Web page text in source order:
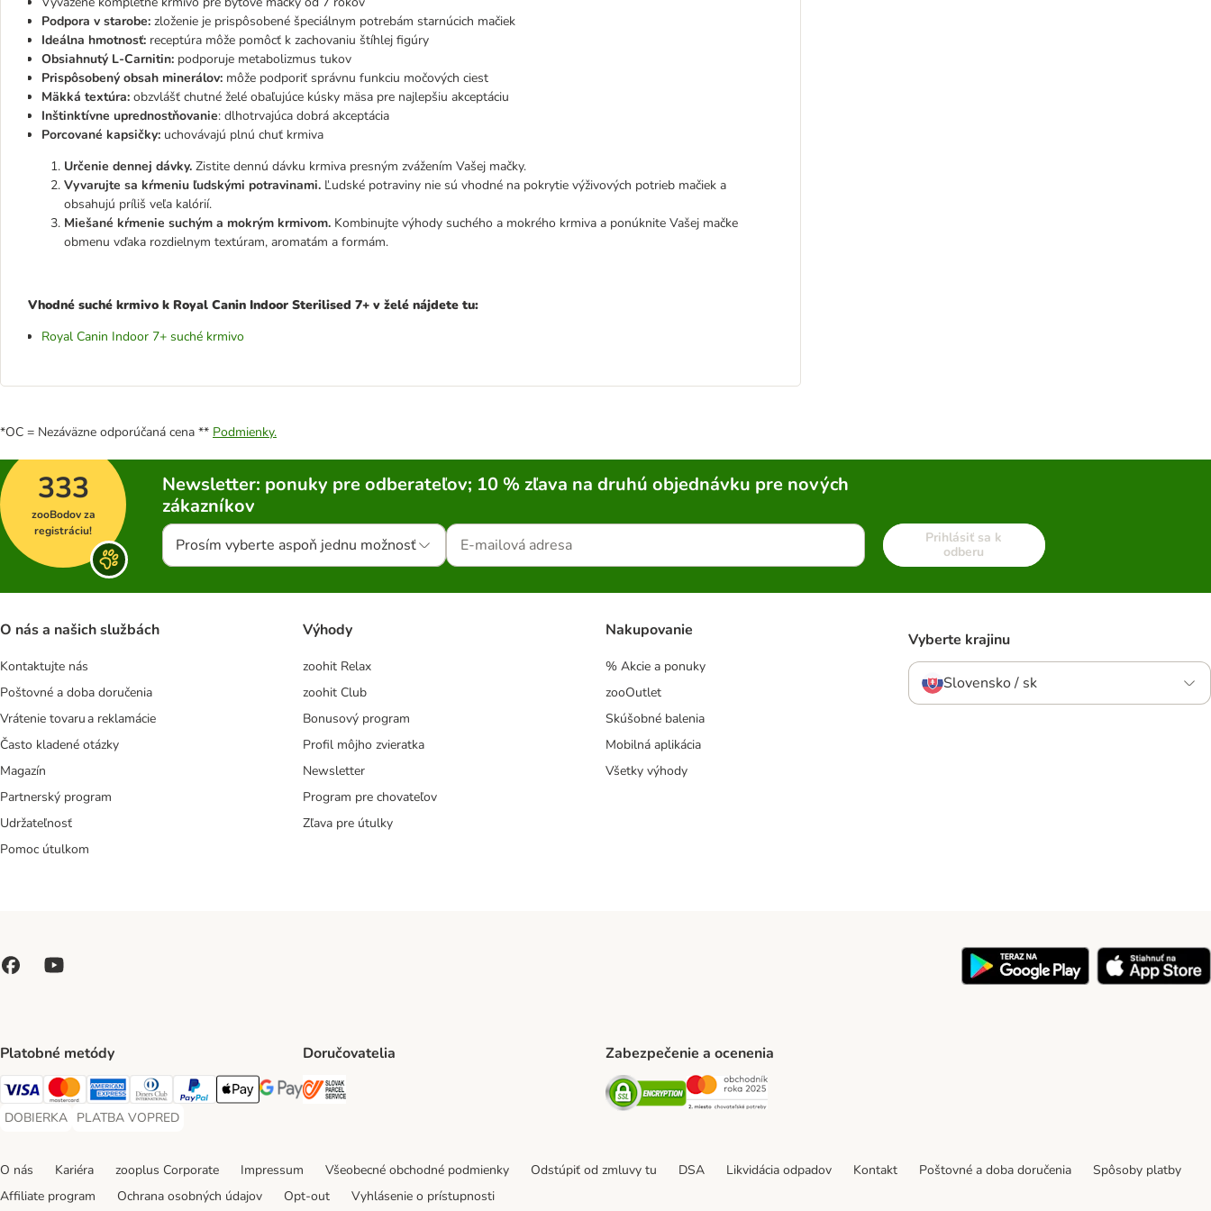
Podpora v starobe: zloženie je prispôsobené špeciálnym potrebám starnúcich mačiek
Ideálna hmotnosť: receptúra môže pomôcť k zachovaniu štíhlej figúry
Obsiahnutý L-Carnitin: podporuje metabolizmus tukov
Prispôsobený obsah minerálov: môže podporiť správnu funkciu močových ciest
Mäkká textúra: obzvlášť chutné želé obaľujúce kúsky mäsa pre najlepšiu akceptáciu
Inštinktívne uprednostňovanie: dlhotrvajúca dobrá akceptácia
Porcované kapsičky: uchovávajú plnú chuť krmiva
Určenie dennej dávky. Zistite dennú dávku krmiva presným zvážením Vašej mačky.
Vyvarujte sa kŕmeniu ľudskými potravinami. Ľudské potraviny nie sú vhodné na pokrytie výživových potrieb mačiek a
obsahujú príliš veľa kalórií.
Miešané kŕmenie suchým a mokrým krmivom. Kombinujte výhody suchého a mokrého krmiva a ponúknite Vašej mačke
obmenu vďaka rozdielnym textúram, aromatám a formám.
Vhodné suché krmivo k Royal Canin Indoor Sterilised 7+ v želé nájdete tu:
Royal Canin Indoor 7+ suché krmivo
*OC = Nezáväzne odporúčaná cena ** Podmienky.
333
zooBodov za
registráciu!
Newsletter: ponuky pre odberateľov; 10 % zľava na druhú objednávku pre nových
zákazníkov
Prosím vyberte aspoň jednu možnosť
Prihlásiť sa k
odberu
O nás a našich službách
Kontaktujte nás
Poštovné a doba doručenia
Vrátenie tovaru a reklamácie
Často kladené otázky
Magazín
Partnerský program
Udržateľnosť
Pomoc útulkom
Výhody
zoohit Relax
zoohit Club
Bonusový program
Profil môjho zvieratka
Newsletter
Program pre chovateľov
Zľava pre útulky
Nakupovanie
% Akcie a ponuky
zooOutlet
Skúšobné balenia
Mobilná aplikácia
Všetky výhody
Vyberte krajinu
Slovensko / sk
Platobné metódy
Visa Payment Method
Mastercard Payment Method
American Express Payment Method
Diners Club Payment Method
PayPal Payment Method
Apple Pay Payment Method
Google Pay Payment Method
DOBIERKA
DOBIERKA Payment Method
PLATBA VOPRED
PLATBA VOPRED Payment Method
Doručovatelia Zabezpečenie a ocenenia
Security Security
O nás Kariéra zooplus Corporate Impressum Všeobecné obchodné podmienky Odstúpiť od zmluvy tu DSA Likvidácia odpadov Kontakt Poštovné a doba doručenia
Spôsoby platby
Affiliate program
Ochrana osobných údajov Opt-out Vyhlásenie o prístupnosti